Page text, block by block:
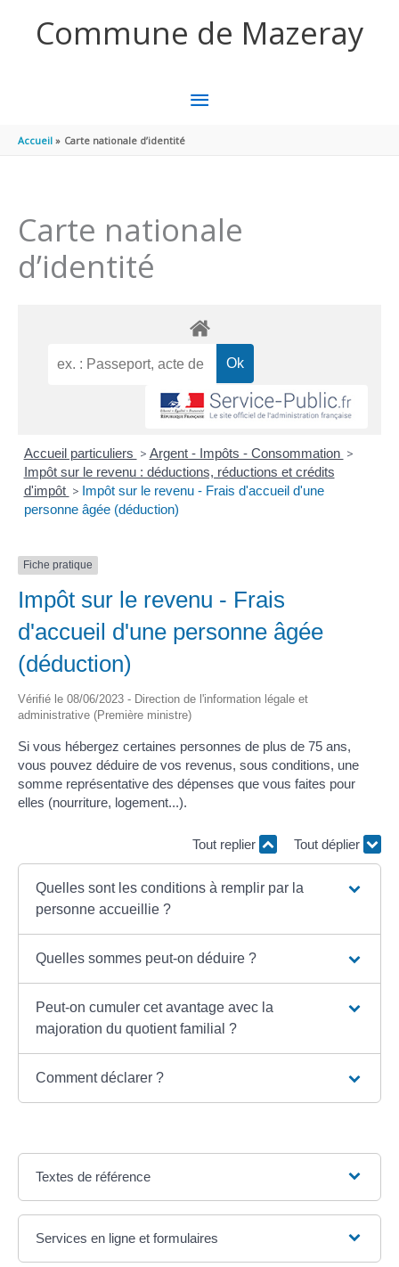
Commune de Mazeray
MENU
Accueil Carte nationale d’identité
Carte nationale
d’identité
Accueil particuliers > Argent - Impôts - Consommation >
Impôt sur le revenu : déductions, réductions et crédits
d'impôt > Impôt sur le revenu - Frais d'accueil d'une
personne âgée (déduction)
Fiche pratique
Impôt sur le revenu - Frais
d'accueil d'une personne âgée
(déduction)
Vérifié le 08/06/2023 - Direction de l'information légale et
administrative (Première ministre)
Si vous hébergez certaines personnes de plus de 75 ans,
vous pouvez déduire de vos revenus, sous conditions, une
somme représentative des dépenses que vous faites pour
elles (nourriture, logement...).
Tout replier Tout déplier
Quelles sont les conditions à remplir par la
personne accueillie ?
Quelles sommes peut-on déduire ?
Peut-on cumuler cet avantage avec la
majoration du quotient familial ?
Comment déclarer ?
Textes de référence
Services en ligne et formulaires